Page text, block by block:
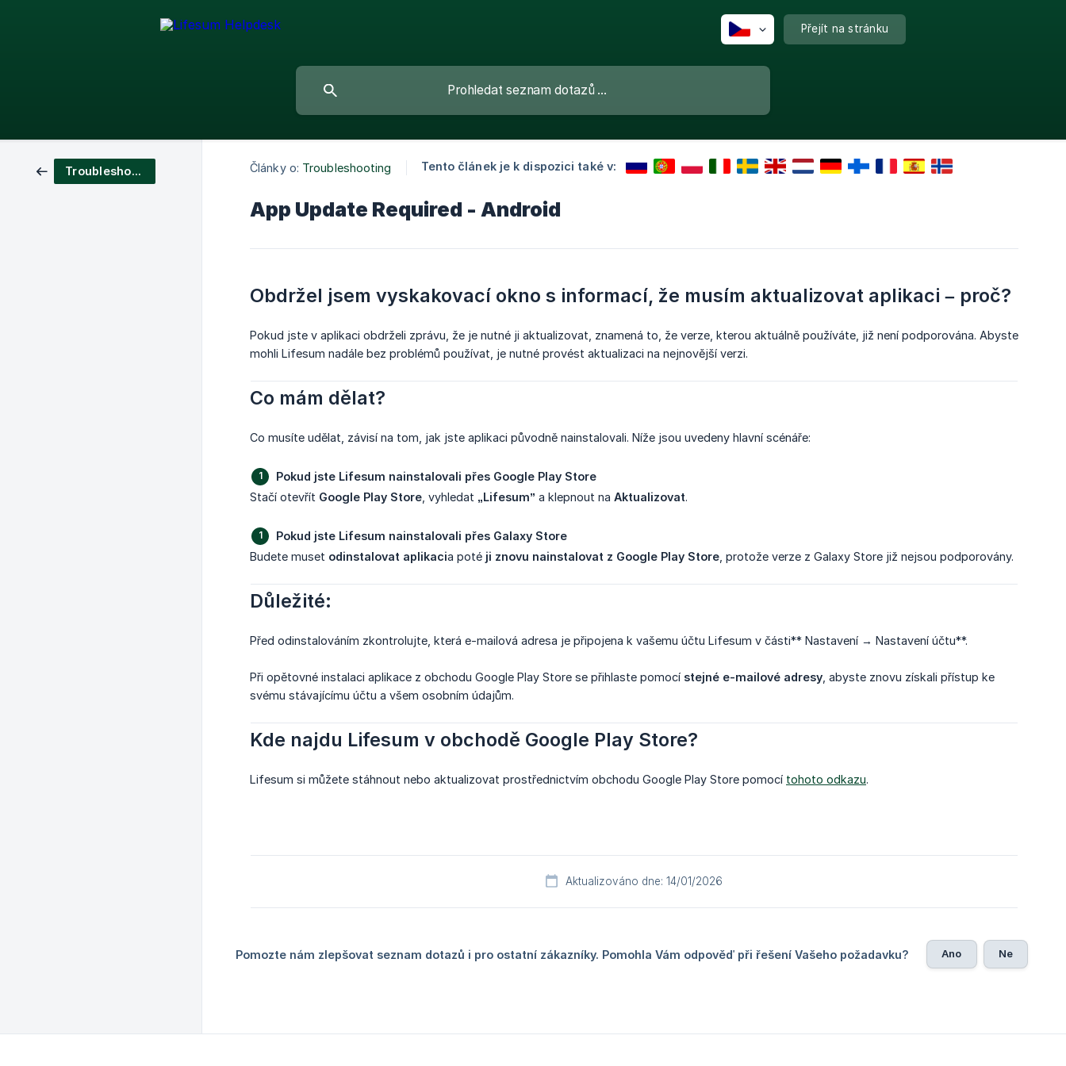
Přejít na stránku
Troubleshooting Články o: Troubleshooting Tento článek je k dispozici také v:
App Update Required - Android
Obdržel jsem vyskakovací okno s informací, že musím aktualizovat aplikaci – proč?
Pokud jste v aplikaci obdrželi zprávu, že je nutné ji aktualizovat, znamená to, že verze, kterou aktuálně používáte, již není podporována. Abyste
mohli Lifesum nadále bez problémů používat, je nutné provést aktualizaci na nejnovější verzi.
Co mám dělat?
Co musíte udělat, závisí na tom, jak jste aplikaci původně nainstalovali. Níže jsou uvedeny hlavní scénáře:
Pokud jste Lifesum nainstalovali přes Google Play Store
Stačí otevřít Google Play Store , vyhledat „Lifesum” a klepnout na Aktualizovat.
Pokud jste Lifesum nainstalovali přes Galaxy Store
Budete muset odinstalovat aplikacia poté ji znovu nainstalovat z Google Play Store , protože verze z Galaxy Store již nejsou podporovány.
Důležité:
Před odinstalováním zkontrolujte, která e-mailová adresa je připojena k vašemu účtu Lifesum v části** Nastavení → Nastavení účtu**.
Při opětovné instalaci aplikace z obchodu Google Play Store se přihlaste pomocí stejné e-mailové adresy , abyste znovu získali přístup ke
svému stávajícímu účtu a všem osobním údajům.
Kde najdu Lifesum v obchodě Google Play Store?
Lifesum si můžete stáhnout nebo aktualizovat prostřednictvím obchodu Google Play Store pomocí tohoto odkazu.
Aktualizováno dne: 14/01/2026
Pomozte nám zlepšovat seznam dotazů i pro ostatní zákazníky. Pomohla Vám odpověď při řešení Vašeho požadavku? Ano Ne